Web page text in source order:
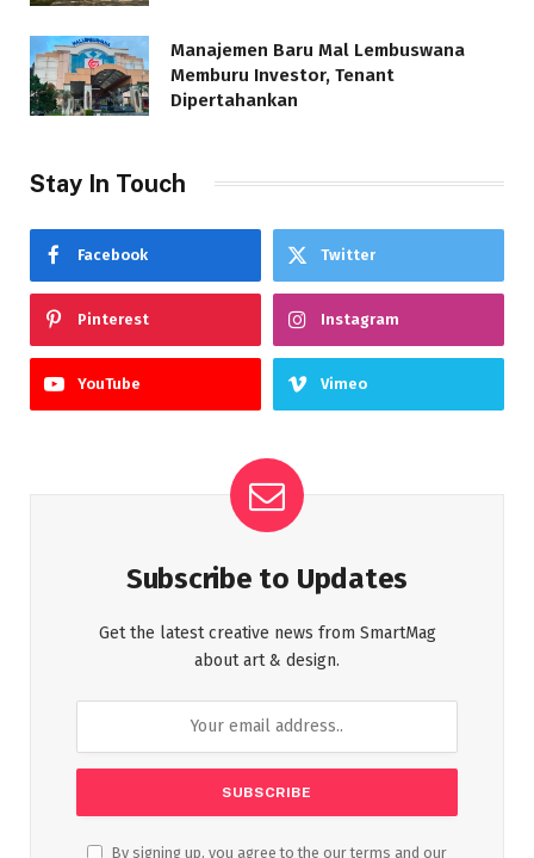
Manajemen Baru Mal Lembuswana
Memburu Investor, Tenant
Dipertahankan
Stay In Touch
Facebook Twitter
Pinterest Instagram
YouTube Vimeo
Subscribe to Updates
Get the latest creative news from SmartMag
about art & design.
By signing up, you agree to the our terms and our